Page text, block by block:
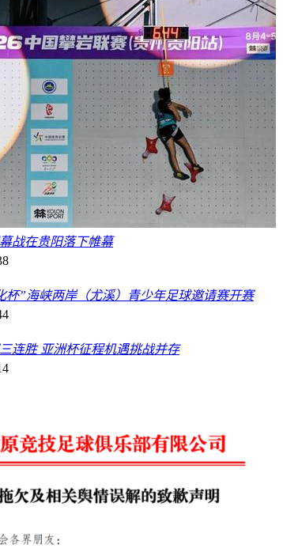
战在贵阳落下帷幕
杯”海峡两岸（尤溪）青少年足球邀请赛开赛
连胜 亚洲杯征程机遇挑战并存